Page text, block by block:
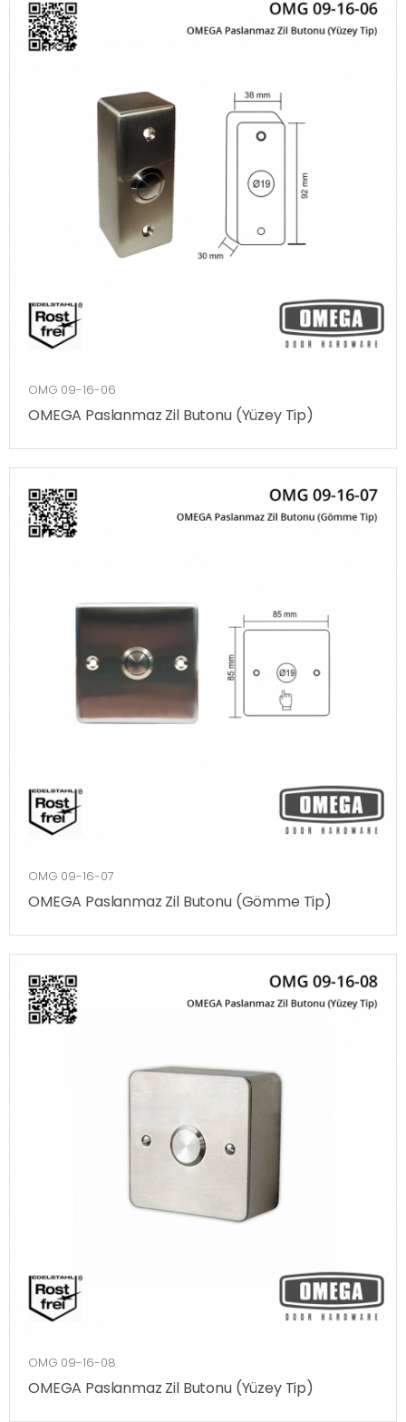
OMG 09-16-06
OMEGA Paslanmaz Zil Butonu (Yüzey Tip)
OMG 09-16-07
OMEGA Paslanmaz Zil Butonu (Gömme Tip)
OMG 09-16-08
OMEGA Paslanmaz Zil Butonu (Yüzey Tip)